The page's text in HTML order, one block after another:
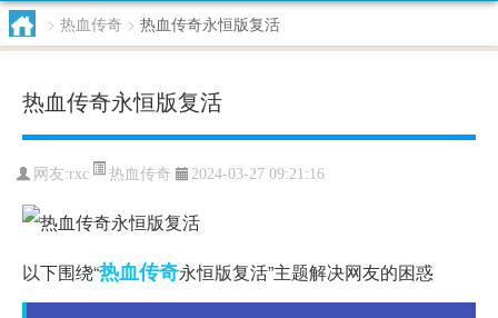
> 热血传奇 > 热血传奇永恒版复活
热血传奇永恒版复活
网友:rxc 热血传奇 2024-03-27 09:21:16
以下围绕“热血传奇永恒版复活”主题解决网友的困惑